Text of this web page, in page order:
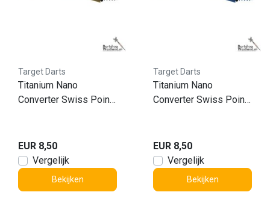
Target Darts
Titanium Nano
Converter Swiss Point
EUR 8,50
Vergelijk
Bekijken
Target Darts
Titanium Nano
Converter Swiss Point
EUR 8,50
Vergelijk
Bekijken